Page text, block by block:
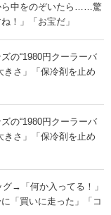
ら中をのぞいたら……驚
！」「お宝だ」
の“1980円クーラーバ
さ」「保冷剤を止め
の“1980円クーラーバ
さ」「保冷剤を止め
→「何か入ってる！」
「買いに走った」「コ